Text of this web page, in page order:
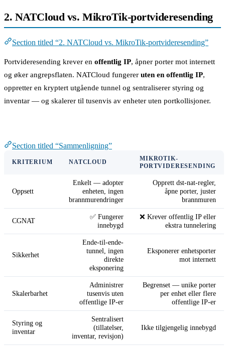
2. NATCloud vs. MikroTik-portvideresending
Section titled “2. NATCloud vs. MikroTik-portvideresending”
Portvideresending krever en offentlig IP, åpner porter mot internett
og øker angrepsflaten. NATCloud fungerer uten en offentlig IP,
oppretter en kryptert utgående tunnel og sentraliserer styring og
inventar — og skalerer til tusenvis av enheter uten portkollisjoner.
Section titled “Sammenligning”
KRITERIUM NATCLOUD
MIKROTIK-
PORTVIDERESENDING
Oppsett
Enkelt — adopter
enheten, ingen
brannmurendringer
Opprett dst-nat-regler,
åpne porter, juster
brannmuren
CGNAT
✅ Fungerer
innebygd
❌ Krever offentlig IP eller
ekstra tunnelering
Sikkerhet
Ende-til-ende-
tunnel, ingen
direkte
eksponering
Eksponerer enhetsporter
mot internett
Skalerbarhet
Administrer
tusenvis uten
offentlige IP-er
Begrenset — unike porter
per enhet eller flere
offentlige IP-er
Styring og
inventar
Sentralisert
(tillatelser,
inventar, revisjon)
Ikke tilgjengelig innebygd